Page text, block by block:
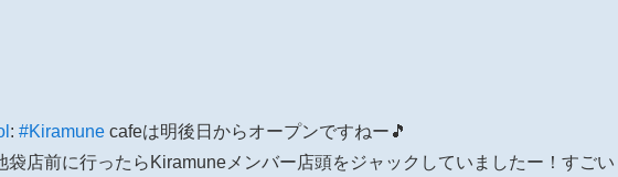
: #Kiramune cafeは明後日からオープンですねー🎵
袋店前に行ったらKiramuneメンバー店頭をジャックしていましたー！すごい